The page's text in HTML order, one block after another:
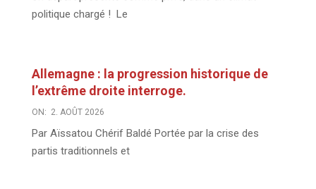
politique chargé ! Le
Allemagne : la progression historique de
l’extrême droite interroge.
ON: 2. AOÛT 2026
Par Aïssatou Chérif Baldé Portée par la crise des
partis traditionnels et